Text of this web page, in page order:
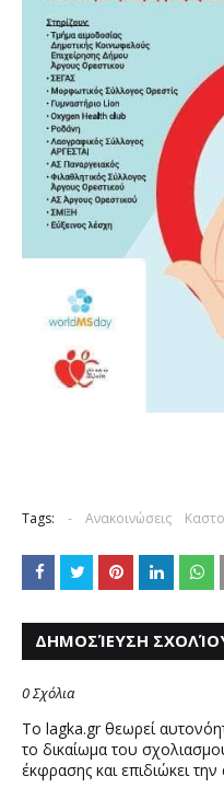
Tags: - Ανακοινώσεις
ΔΗΜΟΣΊΕΥΣΗ
0 Σχόλια
Το lagka.gr θεωρεί
το δικαίωμα του
έκφρασης και επιδιώκει